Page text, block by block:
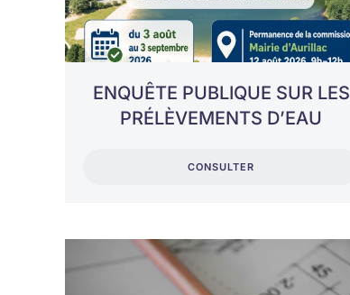
ENQUÊTE PUBLIQUE SUR LES
PRÉLÈVEMENTS D’EAU
CONSULTER